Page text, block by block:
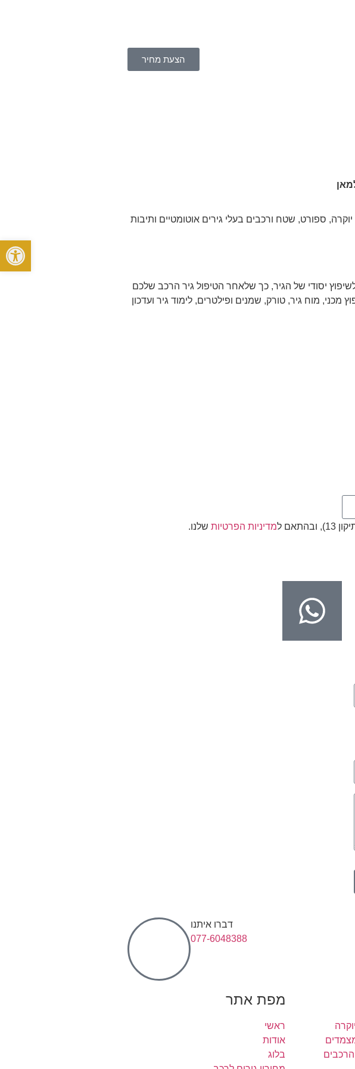
הצעת מחיר
יוקרה, ספורט, שטח ורכבים בעלי גירים אוטומטיים ותיבות
יסודי של הגיר, כך שלאחר הטיפול גיר הרכב שלכם
מכני, מוח גיר, טורק, שמנים ופילטרים, לימוד גיר ועדכון
מדיניות הפרטיות שלנו.
דברו איתנו
077-6048388
הרכבים
מפת אתר
ראשי
אודות
בלוג
פתח